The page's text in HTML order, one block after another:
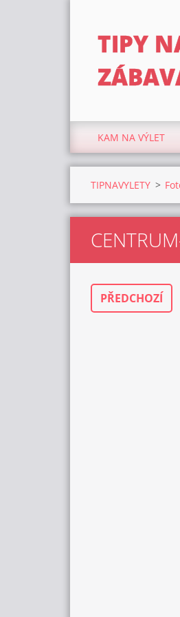
TIPY
KAM NA VÝLET
TIPNAVYLETY >
PŘEDCHOZÍ